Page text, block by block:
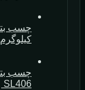
کیلوگرم
SL406